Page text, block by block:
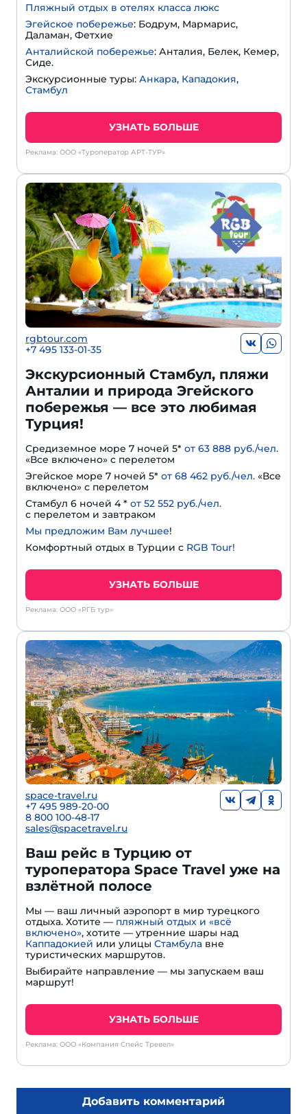
Пляжный отдых в отелях класса люкс
Эгейское побережье: Бодрум, Мармарис,
Даламан, Фетхие
Анталийской побережье: Анталия, Белек, Кемер,
Сиде.
Экскурсионные туры: Анкара, Кападокия,
Стамбул
УЗНАТЬ БОЛЬШЕ
Реклама: ООО «Туроператор АРТ-ТУР»
rgbtour.com
+7 495 133-01-35
Экскурсионный Стамбул, пляжи
Анталии и природа Эгейского
побережья — все это любимая
Турция!
Средиземное море 7 ночей 5* от 63 888 руб./чел.
«Все включено» с перелетом
Эгейское море 7 ночей 5* от 68 462 руб./чел. «Все
включено» с перелетом
Стамбул 6 ночей 4 * от 52 552 руб./чел.
с перелетом и завтраком
Мы предложим Вам лучшее!
Комфортный отдых в Турции с RGB Tour!
УЗНАТЬ БОЛЬШЕ
Реклама: ООО «РГБ тур»
space-travel.ru
+7 495 989-20-00
8 800 100-48-17
sales@spacetravel.ru
Ваш рейс в Турцию от
туроператора Space Travel уже на
взлётной полосе
Мы — ваш личный аэропорт в мир турецкого
отдыха. Хотите — пляжный отдых и «всё
включено», хотите — утренние шары над
Каппадокией или улицы Стамбула вне
туристических маршрутов.
Выбирайте направление — мы запускаем ваш
маршрут!
УЗНАТЬ БОЛЬШЕ
Реклама: ООО «Компания Спейс Тревел»
Добавить комментарий